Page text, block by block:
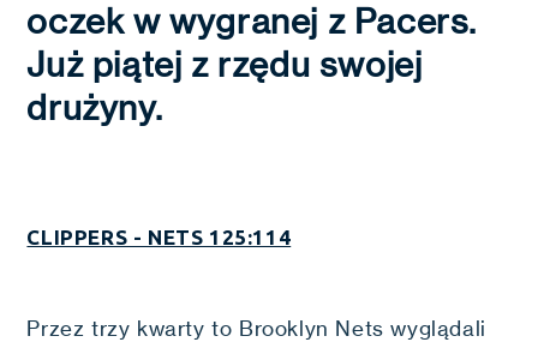
oczek w wygranej z Pacers.
Już piątej z rzędu swojej
drużyny.
CLIPPERS - NETS 125:114
Przez trzy kwarty to Brooklyn Nets wyglądali